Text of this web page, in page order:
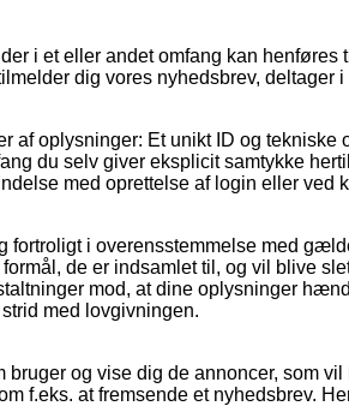
i et eller andet omfang kan
dig vores nyhedsbrev,
af oplysninger: Et unikt ID og
du selv giver eksplicit samtykke
med oprettelse af login eller ved
fortroligt i overensstemmelse med
de er indsamlet til, og vil blive
mod, at dine oplysninger
med lovgivningen.
og vise dig de annoncer, som
f.eks. at fremsende et nyhedsbrev.